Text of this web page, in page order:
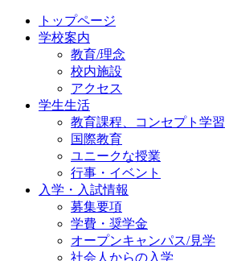
トップページ
学校案内
教育/理念
校内施設
アクセス
学生生活
教育課程、コンセプト学習
国際教育
ユニークな授業
行事・イベント
入学・入試情報
募集要項
学費・奨学金
オープンキャンパス/見学
社会人からの入学